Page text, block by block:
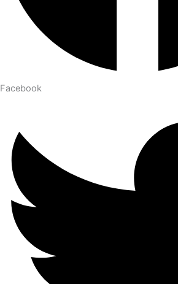
Facebook